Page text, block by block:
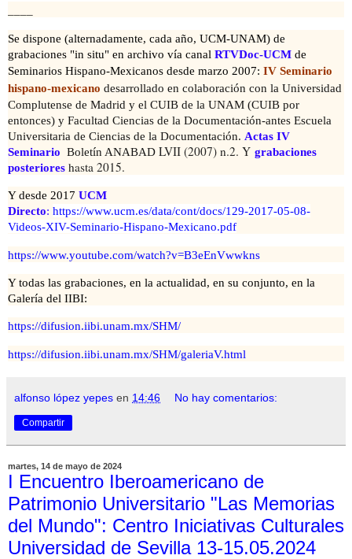
Se dispone (alternadamente, cada año, UCM-UNAM) de
grabaciones "in situ" en archivo vía canal RTVDoc-UCM de
Seminarios Hispano-Mexicanos desde marzo 2007: IV Seminario
hispano-mexicano desarrollado en colaboración con la Universidad
Complutense de Madrid y el CUIB de la UNAM (CUIB por
entonces) y Facultad Ciencias de la Documentación-antes Escuela
Universitaria de Ciencias de la Documentación. Actas IV
Seminario Boletín ANABAD LVII (2007) n.2. Y grabaciones
posteriores hasta 2015.
Y desde 2017 UCM
Directo: https://www.ucm.es/data/cont/docs/129-2017-05-08-
Videos-XIV-Seminario-Hispano-Mexicano.pdf
https://www.youtube.com/watch?v=B3eEnVwwkns
Y todas las grabaciones, en la actualidad, en su conjunto, en la
Galería del IIBI:
https://difusion.iibi.unam.mx/SHM/
https://difusion.iibi.unam.mx/SHM/galeriaV.html
alfonso lópez yepes en 14:46 No hay comentarios:
Compartir
martes, 14 de mayo de 2024
I Encuentro Iberoamericano de
Patrimonio Universitario "Las Memorias
del Mundo": Centro Iniciativas Culturales
Universidad de Sevilla 13-15.05.2024